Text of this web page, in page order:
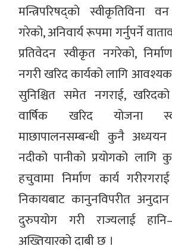
मन्त्रिपरिषद्को स्वीकृतिविना
गरेको, अनिवार्य रूपमा गर्नुपर्ने
प्रतिवेदन स्वीकृत नगरेको,
नगरी खरिद कार्यको लागि
सुनिश्चित समेत नगराई,
वार्षिक खरिद योजना
माछापालनसम्बन्धी कुनै अध्ययन
नदीको पानीको प्रयोगको
हचुवामा निर्माण कार्य
निकायबाट कानुनविपरीत
दुरुपयोग गरी राज्यलाई
अख्तियारको दाबी छ ।